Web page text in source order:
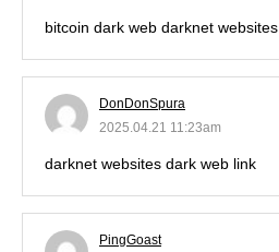
bitcoin dark web darknet websites
DonDonSpura
2025.04.21 11:23am
darknet websites dark web link
PingGoast